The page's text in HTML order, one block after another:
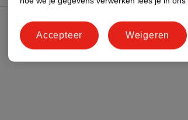
Weigeren
Accepteer